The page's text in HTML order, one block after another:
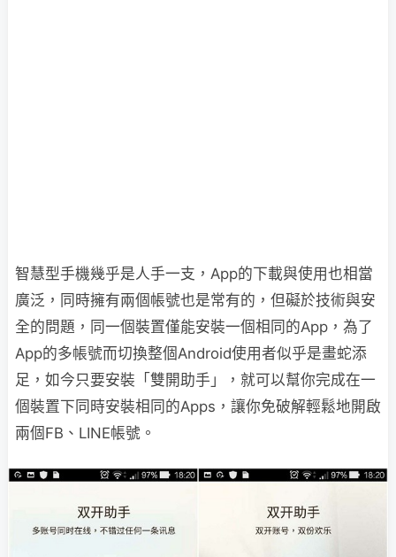
智慧型手機幾乎是人手一支，App的下載與使用也相當
廣泛，同時擁有兩個帳號也是常有的，但礙於技術與安
全的問題，同一個裝置僅能安裝一個相同的App，為了
App的多帳號而切換整個Android使用者似乎是畫蛇添
足，如今只要安裝「雙開助手」，就可以幫你完成在一
個裝置下同時安裝相同的Apps，讓你免破解輕鬆地開啟
兩個FB、LINE帳號。